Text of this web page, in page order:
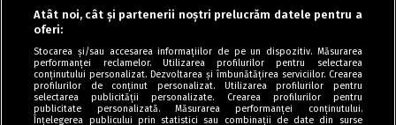
Program Antena 1
Politica de cookies
Politica de confidențialitate
Atât noi, cât și partenerii noștri prelucrăm datele pentru a
oferi:
Stocarea și/sau accesarea informațiilor de pe un dispozitiv. Măsurarea
performanței reclamelor. Utilizarea profilurilor pentru selectarea
conținutului personalizat. Dezvoltarea și îmbunătățirea serviciilor. Crearea
profilurilor de conținut personalizat. Utilizarea profilurilor pentru
selectarea publicității personalizate. Crearea profilurilor pentru
publicitate personalizată. Măsurarea performanței conținutului.
Înțelegerea publicului prin statistici sau combinații de date din surse